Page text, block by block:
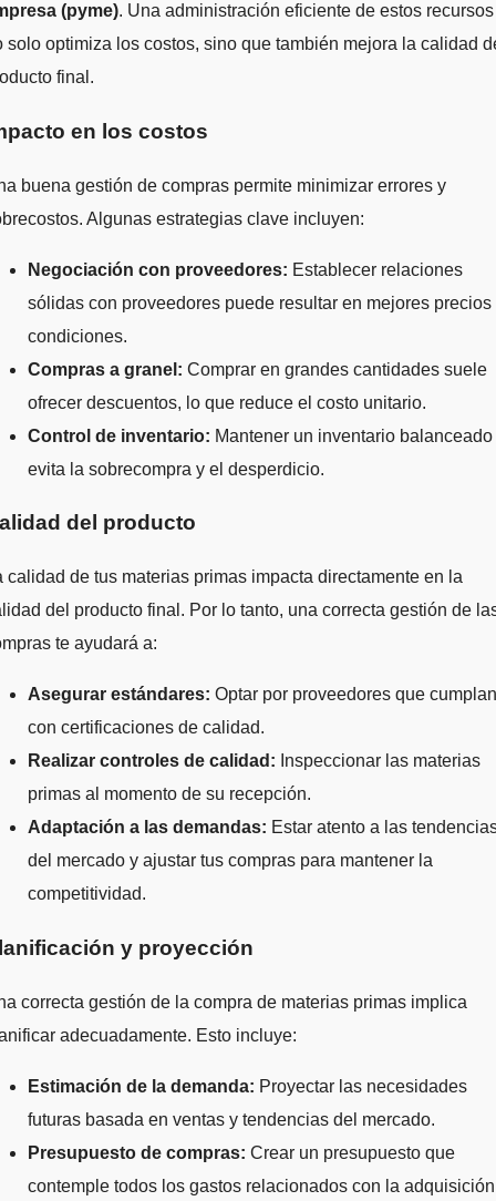
(pyme). Una administración eficiente de estos recursos
solo optimiza los costos, sino que también mejora la calidad
final.
en los costos
buena gestión de compras permite minimizar errores y
Algunas estrategias clave incluyen:
Negociación con proveedores: Establecer relaciones
sólidas con proveedores puede resultar en mejores precios
condiciones.
Compras a granel: Comprar en grandes cantidades suele
ofrecer descuentos, lo que reduce el costo unitario.
Control de inventario: Mantener un inventario balanceado
evita la sobrecompra y el desperdicio.
del producto
calidad de tus materias primas impacta directamente en la
del producto final. Por lo tanto, una correcta gestión de
te ayudará a:
Asegurar estándares: Optar por proveedores que cumplan
con certificaciones de calidad.
Realizar controles de calidad: Inspeccionar las materias
primas al momento de su recepción.
Adaptación a las demandas: Estar atento a las
del mercado y ajustar tus compras para mantener la
competitividad.
y proyección
correcta gestión de la compra de materias primas implica
adecuadamente. Esto incluye:
Estimación de la demanda: Proyectar las necesidades
futuras basada en ventas y tendencias del mercado.
Presupuesto de compras: Crear un presupuesto que
contemple todos los gastos relacionados con la adquisición